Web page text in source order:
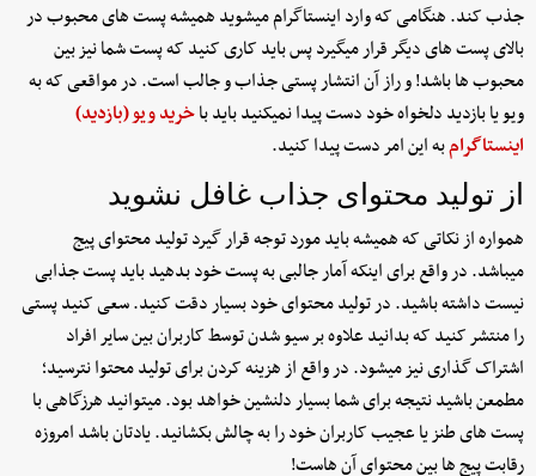
جذب کند. هنگامی که وارد اینستاگرام میشوید همیشه پست های محبوب در
بالای پست های دیگر قرار میگیرد پس باید کاری کنید که پست شما نیز بین
محبوب ها باشد! و راز آن انتشار پستی جذاب و جالب است. در مواقعی که به
ویو یا بازدید دلخواه خود دست پیدا نمیکنید باید باخرید ویو (بازدید)
اینستاگرامبه این امر دست پیدا کنید.
از تولید محتوای جذاب غافل نشوید
همواره از نکاتی که همیشه باید مورد توجه قرار گیرد تولید محتوای پیج
میباشد. در واقع برای اینکه آمار جالبی به پست خود بدهید باید پست جذابی
نیست داشته باشید. در تولید محتوای خود بسیار دقت کنید. سعی کنید پستی
را منتشر کنید که بدانید علاوه بر سیو شدن توسط کاربران بین سایر افراد
اشتراک گذاری نیز میشود. در واقع از هزینه کردن برای تولید محتوا نترسید؛
مطمعن باشید نتیجه برای شما بسیار دلنشین خواهد بود. میتوانید هرزگاهی با
پست های طنز یا عجیب کاربران خود را به چالش بکشانید. یادتان باشد امروزه
رقابت پیج ها بین محتوای آن هاست!